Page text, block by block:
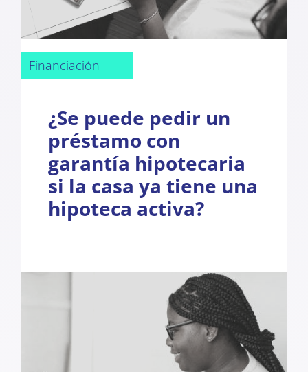
Financiación
¿Se puede pedir un
préstamo con
garantía hipotecaria
si la casa ya tiene una
hipoteca activa?